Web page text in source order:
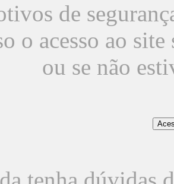
de
o acesso ao
ou se não